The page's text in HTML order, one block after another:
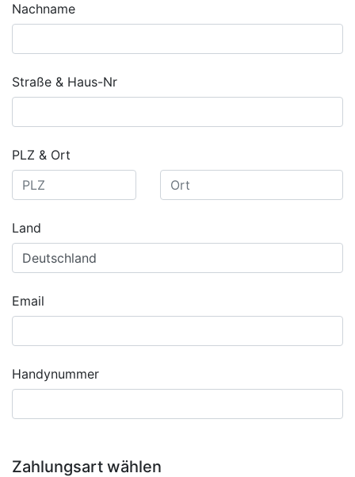
Nachname
Straße & Haus-Nr
PLZ & Ort
Land
Email
Handynummer
Zahlungsart wählen